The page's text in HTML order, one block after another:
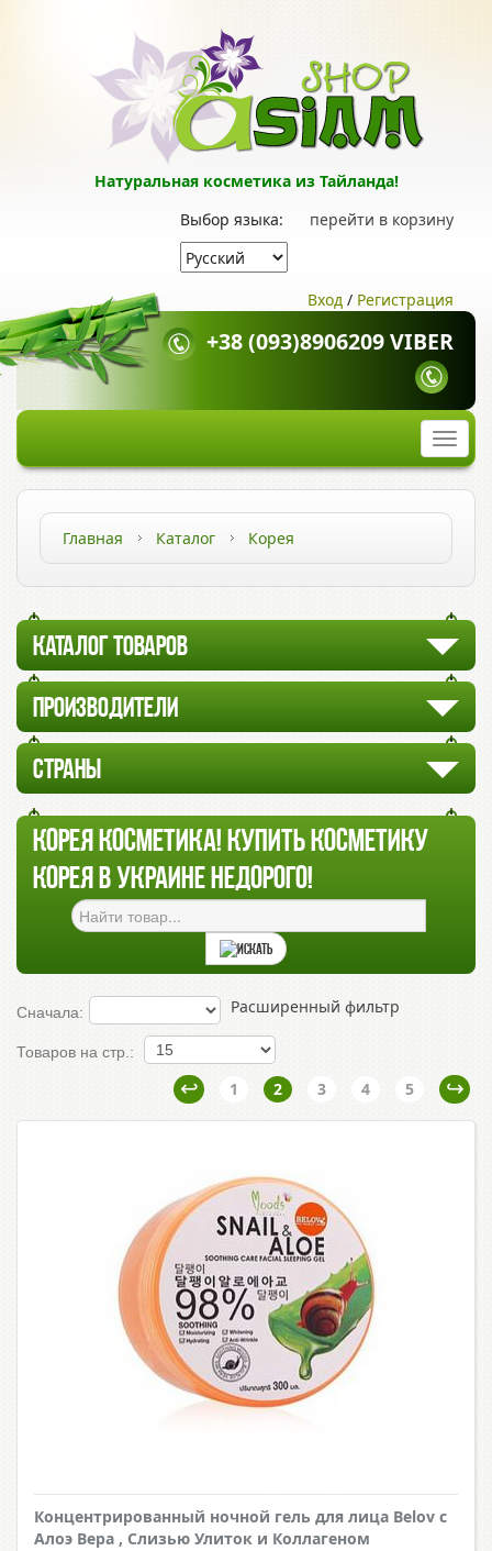
Натуральная косметика из Тайланда!
перейти в корзину
Выбор языка:
Вход / Регистрация
+38 (093)8906209 VIBER
Главная Каталог Корея
КАТАЛОГ ТОВАРОВ
ПРОИЗВОДИТЕЛИ
СТРАНЫ
КОРЕЯ КОСМЕТИКА! КУПИТЬ КОСМЕТИКУ
КОРЕЯ В УКРАИНЕ НЕДОРОГО!
Сначала: Расширенный фильтр
Товаров на стр.:
1 2 3 4 5
Концентрированный ночной гель для лица Belov с
Алоэ Вера , Слизью Улиток и Коллагеном